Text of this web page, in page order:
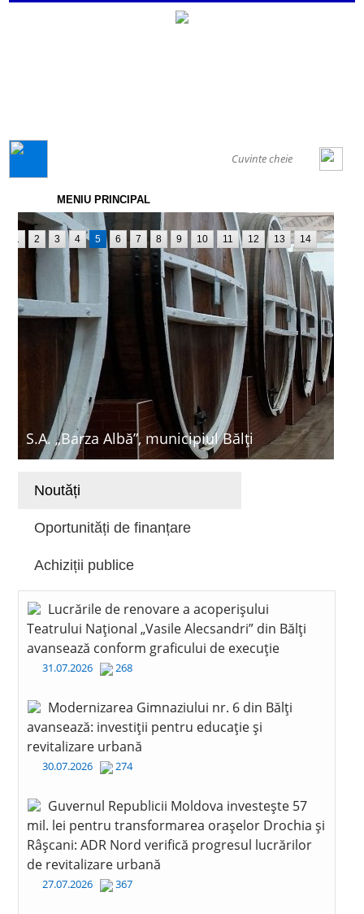
MENIU PRINCIPAL
S.A. „Barza Albă”, municipiul Bălți
1 2 3 4 5 6 7 8 9 10 11 12 13 14
Noutăți
Oportunități de finanțare
Achiziții publice
Lucrările de renovare a acoperișului
Teatrului Național „Vasile Alecsandri” din Bălți
avansează conform graficului de execuție
31.07.2026 268
Modernizarea Gimnaziului nr. 6 din Bălți
avansează: investiții pentru educație și
revitalizare urbană
30.07.2026 274
Guvernul Republicii Moldova investește 57
mil. lei pentru transformarea orașelor Drochia și
Râșcani: ADR Nord verifică progresul lucrărilor
de revitalizare urbană
27.07.2026 367